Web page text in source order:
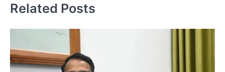
Related Posts